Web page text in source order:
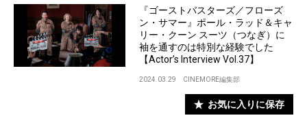
『ゴーストバスターズ／フローズ
ン・サマー』ポール・ラッド＆キャ
リー・クーン スーツ（つなぎ）に
袖を通すのは特別な経験でした
【Actor’s Interview Vol.37】
2024.03.29 CINEMORE編集部
お気に入りに保存